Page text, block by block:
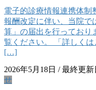
電子的診療情報連携体制
報酬改定に伴い、当院で
算」の届出を行っており
覧ください。 「詳しく
[…]
2026年5月18日 / 最終更新
せ